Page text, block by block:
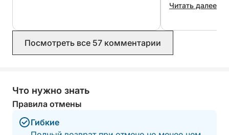
Читать далее
Посмотреть все 57 комментарии
Что нужно знать
Правила отмены
Гибкие